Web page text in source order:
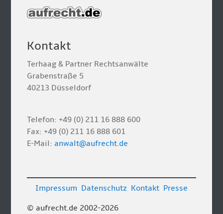
Kontakt
Terhaag & Partner Rechtsanwälte
Grabenstraße 5
40213 Düsseldorf
Telefon: +49 (0) 211 16 888 600
Fax: +49 (0) 211 16 888 601
E-Mail:anwalt@aufrecht.de
© aufrecht.de 2002-2026
Impressum Datenschutz Kontakt Presse